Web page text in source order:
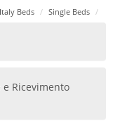
Beds Single Beds
Ricevimento